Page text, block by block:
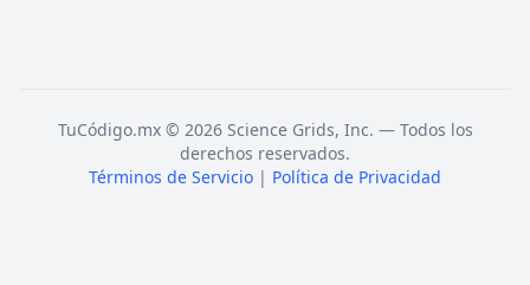
TuCódigo.mx © 2026 Science Grids, Inc. — Todos los
derechos reservados.
Términos de Servicio | Política de Privacidad